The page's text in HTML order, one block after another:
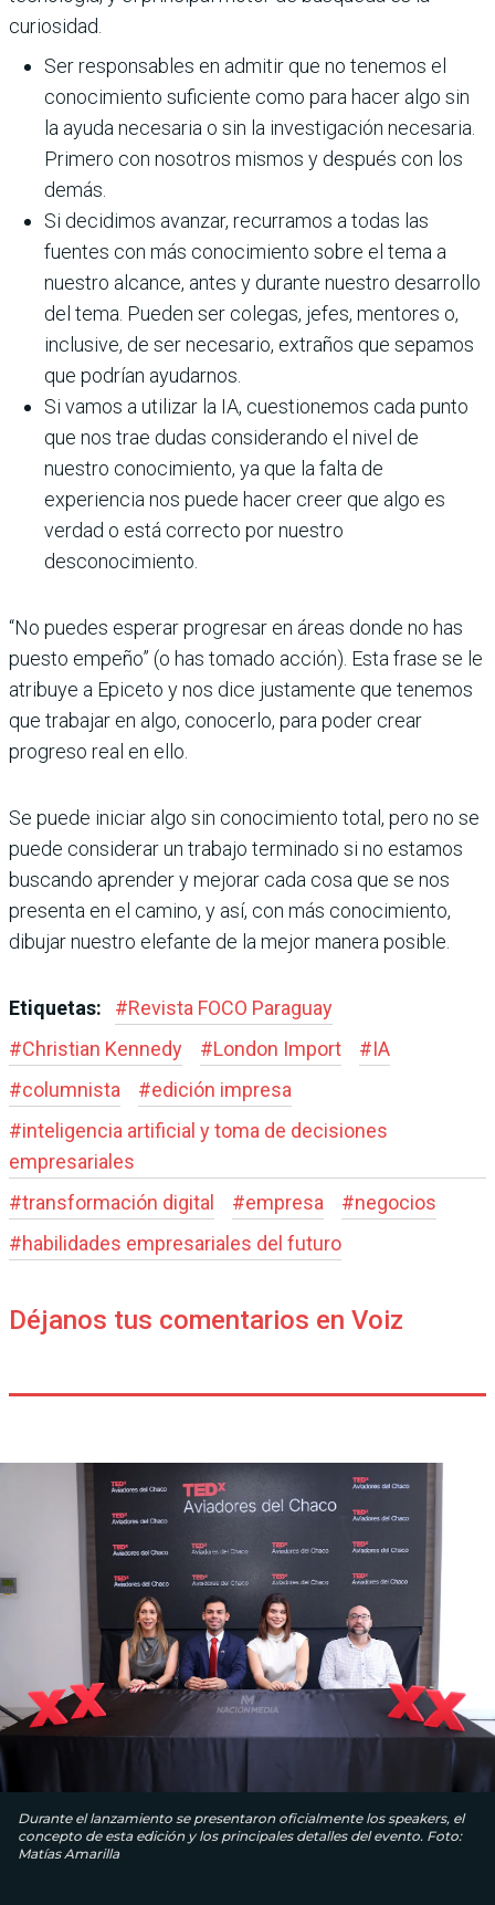
curiosidad.
Ser responsables en admitir que no tenemos el
conocimiento suficiente como para hacer algo sin
la ayuda necesaria o sin la investigación necesaria.
Primero con nosotros mismos y después con los
demás.
Si decidimos avanzar, recurramos a todas las
fuentes con más conocimiento sobre el tema a
nuestro alcance, antes y durante nuestro desarrollo
del tema. Pueden ser colegas, jefes, mentores o,
inclusive, de ser necesario, extraños que sepamos
que podrían ayudarnos.
Si vamos a utilizar la IA, cuestionemos cada punto
que nos trae dudas considerando el nivel de
nuestro conocimiento, ya que la falta de
experiencia nos puede hacer creer que algo es
verdad o está correcto por nuestro
desconocimiento.
“No puedes esperar progresar en áreas donde no has
puesto empeño” (o has tomado acción). Esta frase se le
atribuye a Epiceto y nos dice justamente que tenemos
que trabajar en algo, conocerlo, para poder crear
progreso real en ello.
Se puede iniciar algo sin conocimiento total, pero no se
puede considerar un trabajo terminado si no estamos
buscando aprender y mejorar cada cosa que se nos
presenta en el camino, y así, con más conocimiento,
dibujar nuestro elefante de la mejor manera posible.
Etiquetas: #Revista FOCO Paraguay
#Christian Kennedy #London Import #IA
#columnista #edición impresa
#inteligencia artificial y toma de decisiones
empresariales
#transformación digital #empresa #negocios
#habilidades empresariales del futuro
Déjanos tus comentarios en Voiz
Durante el lanzamiento se presentaron oficialmente los speakers, el
concepto de esta edición y los principales detalles del evento. Foto:
Matías Amarilla